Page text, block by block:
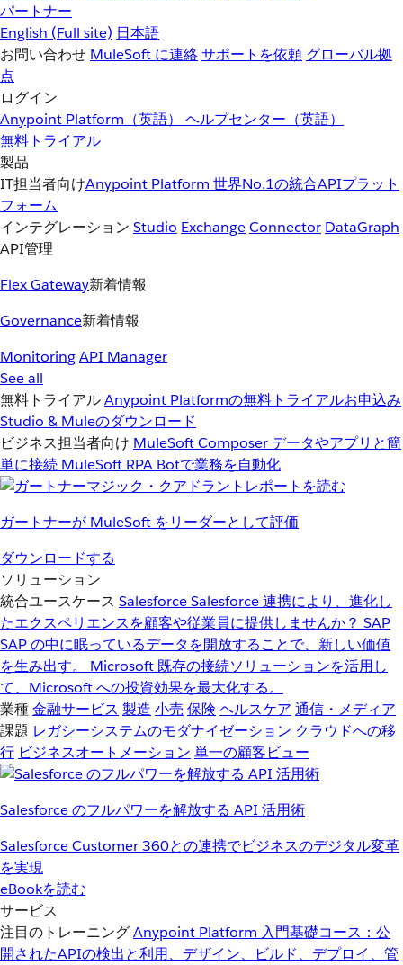
パートナー
English (Full site) 日本語
お問い合わせ MuleSoft に連絡サポートを依頼 グローバル拠
点
ログイン
Anypoint Platform（英語） ヘルプセンター（英語）
無料トライアル
製品
IT担当者向けAnypoint Platform 世界No.1の統合APIプラット
フォーム
インテグレーション Studio ExchangeConnector DataGraph
API管理
Flex Gateway新着情報
Governance新着情報
MonitoringAPI Manager
See all
無料トライアルAnypoint Platformの無料トライアルお申込み
Studio & Muleのダウンロード
ビジネス担当者向け MuleSoft Composer データやアプリと簡
単に接続 MuleSoft RPA Botで業務を自動化
ガートナーが MuleSoft をリーダーとして評価
ダウンロードする
ソリューション
統合ユースケース SalesforceSalesforce 連携により、進化し
たエクスペリエンスを顧客や従業員に提供しませんか？ SAP
SAP の中に眠っているデータを開放することで、新しい価値
を生み出す。
Microsoft 既存の接続ソリューションを活用し
て、Microsoft への投資効果を最大化する。
業種金融サービス 製造 小売 保険 ヘルスケア 通信・メディア
課題 レガシーシステムのモダナイゼーション クラウドへの移
行 ビジネスオートメーション 単一の顧客ビュー
Salesforce のフルパワーを解放する API 活用術
Salesforce Customer 360との連携でビジネスのデジタル変革
を実現
eBookを読む
サービス
注目のトレーニングAnypoint Platform 入門基礎コース：公
開されたAPIの検出と利用、デザイン、ビルド、デプロイ、管